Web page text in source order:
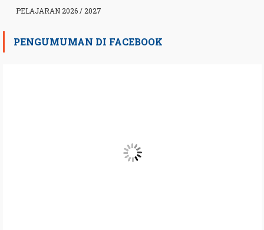
PELAJARAN 2026 / 2027
PENGUMUMAN DI FACEBOOK